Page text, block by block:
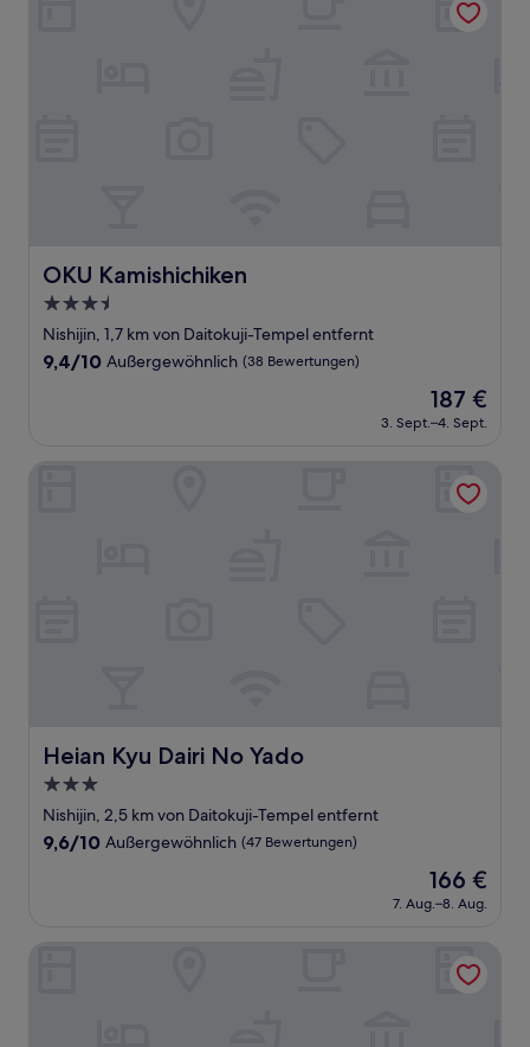
OKU Kamishichiken
OKU Kamishichiken
3.5-
Sterne-
Unterkunft
Nishijin, 1,7 km von Daitokuji-Tempel entfernt
9.4
Bewertungen)
9,4/10 Außergewöhnlich (38 Bewertungen)
Der
Preis
beträgt
187 €
3. Sept.–4. Sept.
Heian Kyu Dairi No Yado
Heian Kyu Dairi No Yado
3.0-
Sterne-
Unterkunft
Nishijin, 2,5 km von Daitokuji-Tempel entfernt
9.6
Bewertungen)
9,6/10 Außergewöhnlich (47 Bewertungen)
Der
Preis
beträgt
166 €
7. Aug.–8. Aug.